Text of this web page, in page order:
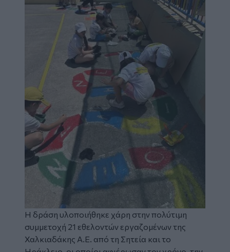
Η δράση υλοποιήθηκε χάρη στην πολύτιμη
συμμετοχή 21 εθελοντών εργαζομένων της
Χαλκιαδάκης Α.Ε. από τη Σητεία και το